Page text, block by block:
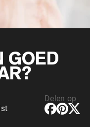
GOED
Delen op